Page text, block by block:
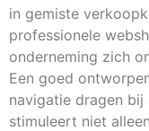
in gemiste
professionele
onderneming zich
Een goed
navigatie dragen
stimuleert niet